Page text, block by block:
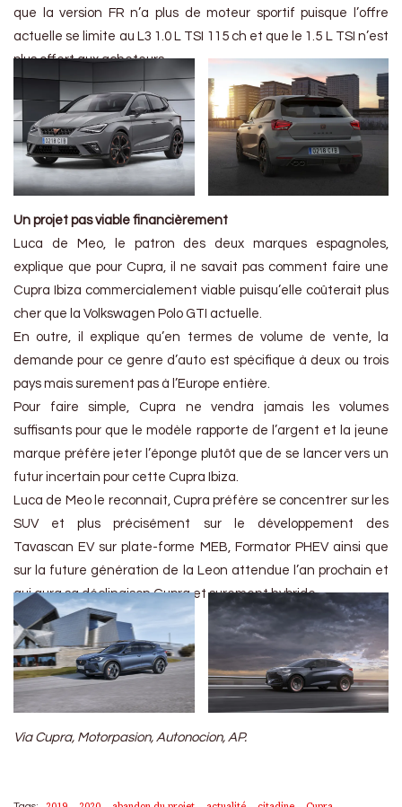
que la version FR n’a plus de moteur sportif puisque l’offre
actuelle se limite au L3 1.0 L TSI 115 ch et que le 1.5 L TSI n’est
plus offert aux acheteurs.
Un projet pas viable financièrement
Luca de Meo, le patron des deux marques espagnoles,
explique que pour Cupra, il ne savait pas comment faire une
Cupra Ibiza commercialement viable puisqu’elle coûterait plus
cher que la Volkswagen Polo GTI actuelle.
En outre, il explique qu’en termes de volume de vente, la
demande pour ce genre d’auto est spécifique à deux ou trois
pays mais surement pas à l’Europe entière.
Pour faire simple, Cupra ne vendra jamais les volumes
suffisants pour que le modèle rapporte de l’argent et la jeune
marque préfère jeter l’éponge plutôt que de se lancer vers un
futur incertain pour cette Cupra Ibiza.
Luca de Meo le reconnait, Cupra préfère se concentrer sur les
SUV et plus précisément sur le développement des
Tavascan EV sur plate-forme MEB, Formator PHEV ainsi que
sur la future génération de la Leon attendue l’an prochain et
qui aura sa déclinaison Cupra et surement hybride.
Via Cupra, Motorpasion, Autonocion, AP.